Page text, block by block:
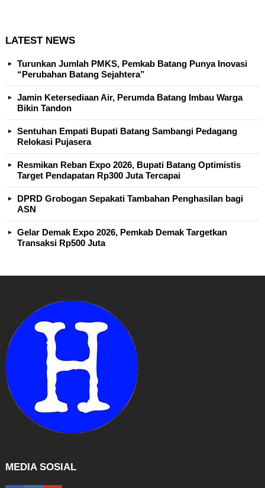
LATEST NEWS
Turunkan Jumlah PMKS, Pemkab Batang Punya Inovasi
“Perubahan Batang Sejahtera”
Jamin Ketersediaan Air, Perumda Batang Imbau Warga
Bikin Tandon
Sentuhan Empati Bupati Batang Sambangi Pedagang
Relokasi Pujasera
Resmikan Reban Expo 2026, Bupati Batang Optimistis
Target Pendapatan Rp300 Juta Tercapai
DPRD Grobogan Sepakati Tambahan Penghasilan bagi
ASN
Gelar Demak Expo 2026, Pemkab Demak Targetkan
Transaksi Rp500 Juta
MEDIA SOSIAL